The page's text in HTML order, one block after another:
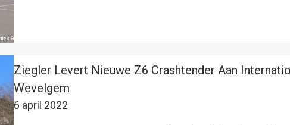
Ziegler Levert Nieuwe Z6 Crashtender Aan
Wevelgem
6 april 2022